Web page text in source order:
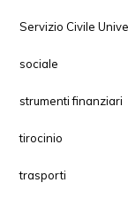
Servizio Civile
sociale
strumenti finanziari
tirocinio
trasporti